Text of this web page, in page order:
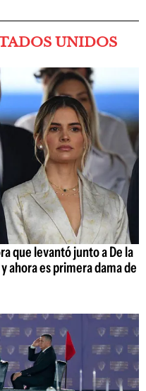
UNIDOS
que levantó junto a De la
ahora es primera dama de